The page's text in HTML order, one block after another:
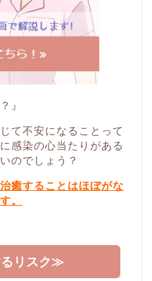
』
て不安になることって
感染の心当たりがある
のでしょう？
癒することはほぼがな
。
るリスク≫